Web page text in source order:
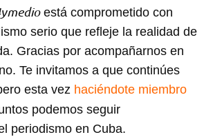
está comprometido con
serio que refleje la realidad de
Gracias por acompañarnos en
Te invitamos a que continúes
esta vez haciéndote miembro
podemos seguir
periodismo en Cuba.